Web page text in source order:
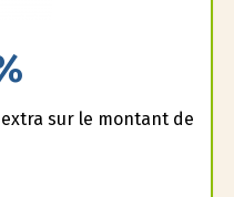
extra sur le montant de